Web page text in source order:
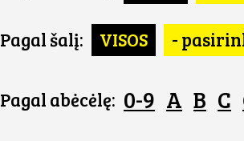
Pagal šalį: VISOS -
Pagal abėcėlę: 0-9 A B C